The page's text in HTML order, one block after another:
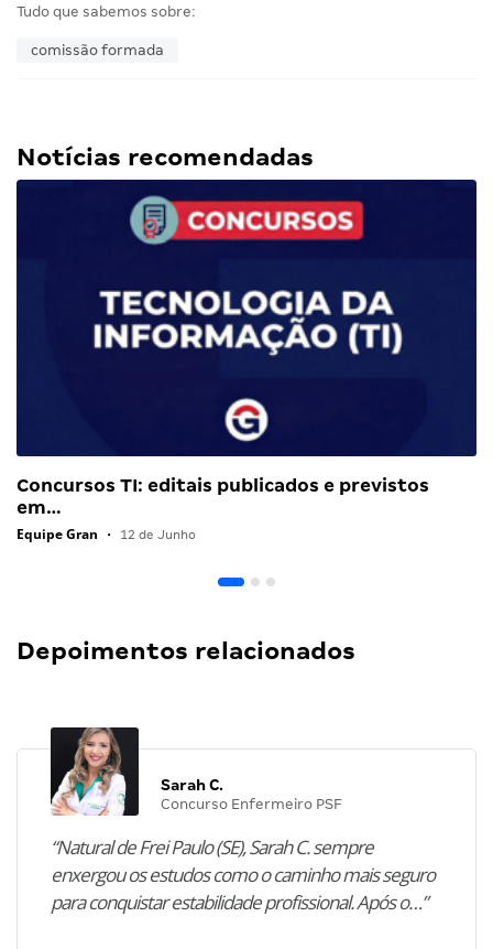
Tudo que sabemos sobre:
comissão formada
Notícias recomendadas
Concursos TI: editais publicados e previstos
em…
Equipe Gran • 12 de Junho
Depoimentos relacionados
Sarah C.
Concurso Enfermeiro PSF
“Natural de Frei Paulo (SE), Sarah C. sempre
enxergou os estudos como o caminho mais seguro
para conquistar estabilidade profissional. Após o…”